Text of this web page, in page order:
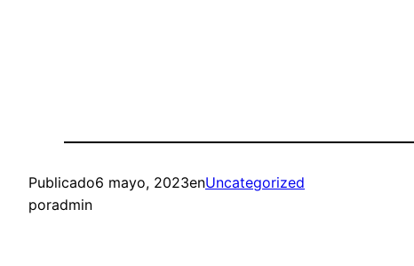
Publicado6 mayo, 2023enUncategorized
poradmin